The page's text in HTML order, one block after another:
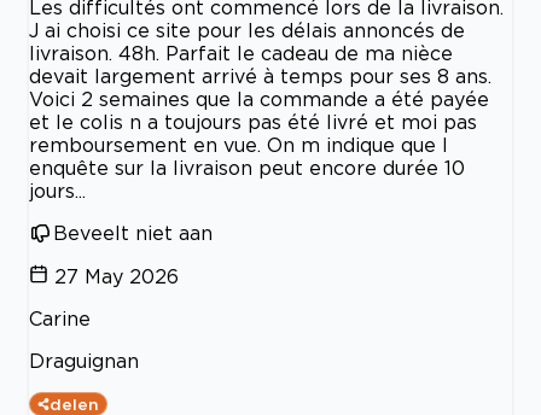
Les difficultés ont commencé lors de la livraison.
J ai choisi ce site pour les délais annoncés de
livraison. 48h. Parfait le cadeau de ma nièce
devait largement arrivé à temps pour ses 8 ans.
Voici 2 semaines que la commande a été payée
et le colis n a toujours pas été livré et moi pas
remboursement en vue. On m indique que l
enquête sur la livraison peut encore durée 10
jours...
Beveelt niet aan
27 May 2026
Carine
Draguignan
delen